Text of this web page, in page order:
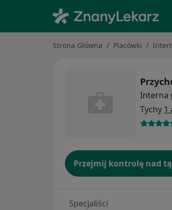
Strona Główna Placówki
Interna
Tychy 1
Przejmij kontrolę nad
Specjaliści